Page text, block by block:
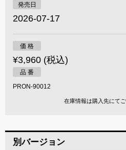
発売日
2026-07-17
価 格
¥3,960 (税込)
品 番
PRON-90012
在庫情報は購入先にてご
別バージョン